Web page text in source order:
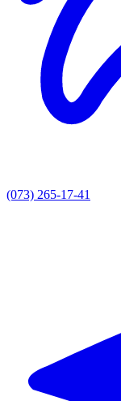
(073) 265-17-41